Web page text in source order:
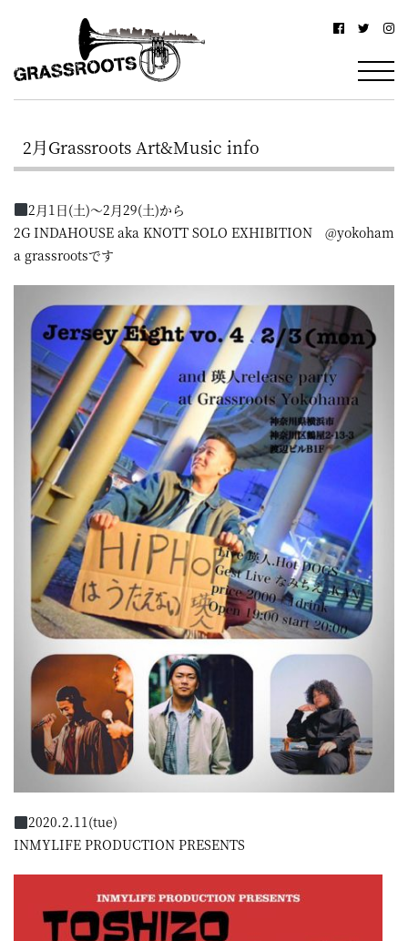
浜
グ
ス
ル
ー
ツ
–
YOKOHAMA
Grassroots
–
駅
北
西
口
か
ら
徒
歩
約
分・
鶴
屋
町
に
あ
る
ダ
イ
ニ
ン
グ
バ
ー
2月Grassroots Art&Music info
2月1日(土)～2月29(土)から
2G INDAHOUSE aka KNOTT SOLO EXHIBITION @yokoham
a grassrootsです
2020.2.11(tue)
INMYLIFE PRODUCTION PRESENTS